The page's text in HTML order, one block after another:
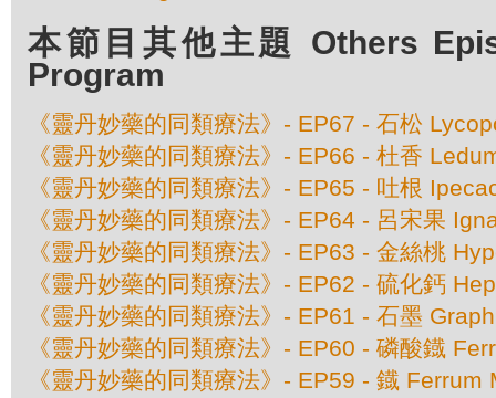
本節目其他主題 Others
Program
《靈丹妙藥的同類療法》- EP67 - 石松
《靈丹妙藥的同類療法》- EP66 - 杜香
《靈丹妙藥的同類療法》- EP65 - 吐根
《靈丹妙藥的同類療法》- EP64 - 呂宋果
《靈丹妙藥的同類療法》- EP63 - 金絲桃
《靈丹妙藥的同類療法》- EP62 - 硫化鈣
《靈丹妙藥的同類療法》- EP61 - 石墨
《靈丹妙藥的同類療法》- EP60 - 磷酸鐡
《靈丹妙藥的同類療法》- EP59 - 鐡 Ferrum